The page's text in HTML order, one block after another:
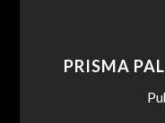
PRISMA